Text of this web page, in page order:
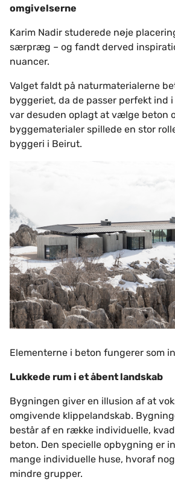
omgivelserne
Karim Nadir studerede nøje
særpræg – og fandt derved
nuancer.
Valget faldt på naturmaterialerne
byggeriet, da de passer perfekt ind
var desuden oplagt at vælge beton
byggematerialer spillede en stor
byggeri i Beirut.
Elementerne i beton fungerer som
Lukkede rum i et åbent landskab
Bygningen giver en illusion af at
omgivende klippelandskab.
består af en række individuelle,
beton. Den specielle opbygning er
mange individuelle huse, hvoraf
mindre grupper.